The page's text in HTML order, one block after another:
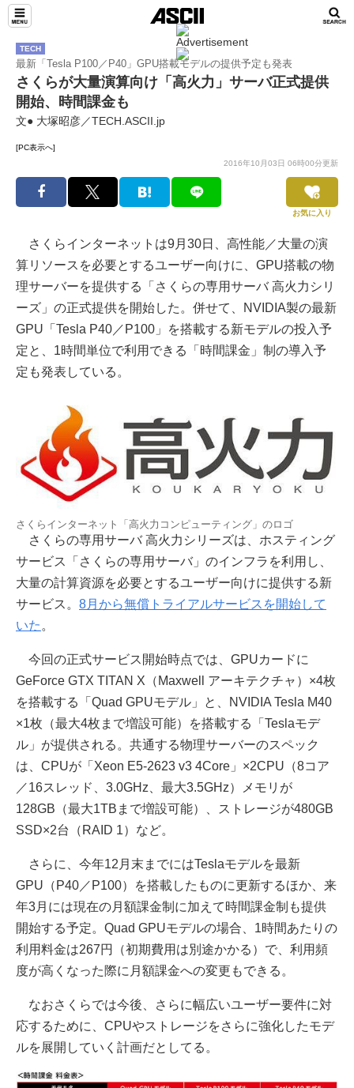
TECH
最新「Tesla P100／P40」GPU搭載モデルの提供予定も発表
さくらが大量演算向け「高火力」サーバ正式提供
開始、時間課金も
文● 大塚昭彦／TECH.ASCII.jp
[PC表示へ]
2016年10月03日 06時00分更新
お気に入り
さくらインターネットは9月30日、高性能／大量の演
算リソースを必要とするユーザー向けに、GPU搭載の物
理サーバーを提供する「さくらの専用サーバ 高火力シリ
ーズ」の正式提供を開始した。併せて、NVIDIA製の最新
GPU「Tesla P40／P100」を搭載する新モデルの投入予
定と、1時間単位で利用できる「時間課金」制の導入予
定も発表している。
さくらインターネット「高火力コンピューティング」のロゴ
さくらの専用サーバ 高火力シリーズは、ホスティング
サービス「さくらの専用サーバ」のインフラを利用し、
大量の計算資源を必要とするユーザー向けに提供する新
サービス。 8月から無償トライアルサービスを開始して
いた 。
今回の正式サービス開始時点では、GPUカードに
GeForce GTX TITAN X（Maxwell アーキテクチャ）×4枚
を搭載する「Quad GPUモデル」と、NVIDIA Tesla M40
×1枚（最大4枚まで増設可能）を搭載する「Teslaモデ
ル」が提供される。共通する物理サーバーのスペック
は、CPUが「Xeon E5-2623 v3 4Core」×2CPU（8コア
／16スレッド、3.0GHz、最大3.5GHz）メモリが
128GB（最大1TBまで増設可能）、ストレージが480GB
SSD×2台（RAID 1）など。
さらに、今年12月末までにはTeslaモデルを最新
GPU（P40／P100）を搭載したものに更新するほか、来
年3月には現在の月額課金制に加えて時間課金制も提供
開始する予定。Quad GPUモデルの場合、1時間あたりの
利用料金は267円（初期費用は別途かかる）で、利用頻
度が高くなった際に月額課金への変更もできる。
なおさくらでは今後、さらに幅広いユーザー要件に対
応するために、CPUやストレージをさらに強化したモデ
ルを展開していく計画だとしてる。